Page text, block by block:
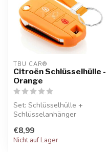
TBU CAR®
Citroën Schlüsselhülle -
Orange
Set: Schlüsselhülle +
Schlüsselanhänger
€8,99
Nicht auf Lager